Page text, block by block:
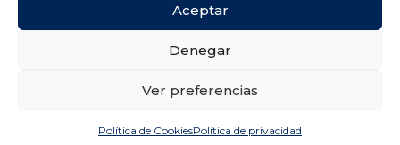
Aceptar
Denegar
Ver preferencias
Política de CookiesPolítica de privacidad